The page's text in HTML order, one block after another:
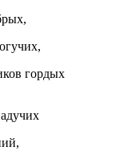
гордых